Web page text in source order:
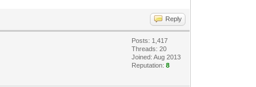
Reply
Posts: 1,417
Threads: 20
Joined: Aug 2013
Reputation:8